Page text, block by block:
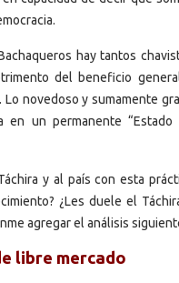
hay tantos
del beneficio
novedoso y sumamente
en un permanente “Estado
y al país con esta
¿Les duele el
agregar el análisis
libre mercado